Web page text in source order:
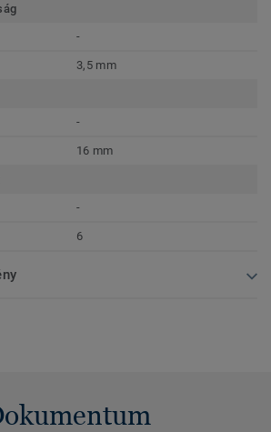
-
3,5 mm
-
16 mm
-
6